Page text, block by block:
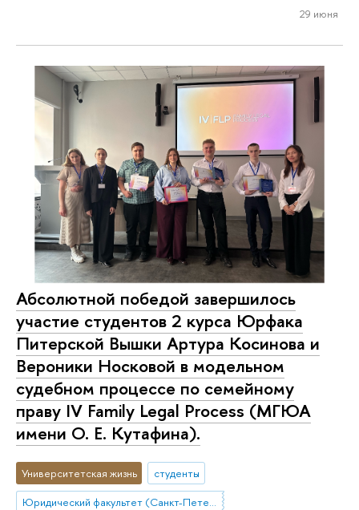
29 июня
Абсолютной победой завершилось
участие студентов 2 курса Юрфака
Питерской Вышки Артура Косинова и
Вероники Носковой в модельном
судебном процессе по семейному
праву IV Family Legal Process (МГЮА
имени О. Е. Кутафина).
Университетская жизнь
студенты
Юридический факультет (Санкт-Петербург)